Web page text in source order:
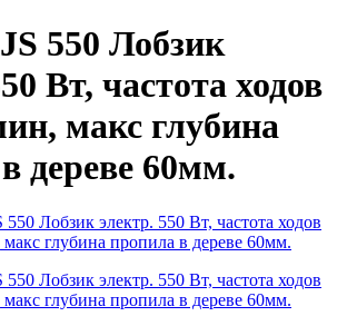
550 Лобзик
Вт, частота ходов
макс глубина
дереве 60мм.